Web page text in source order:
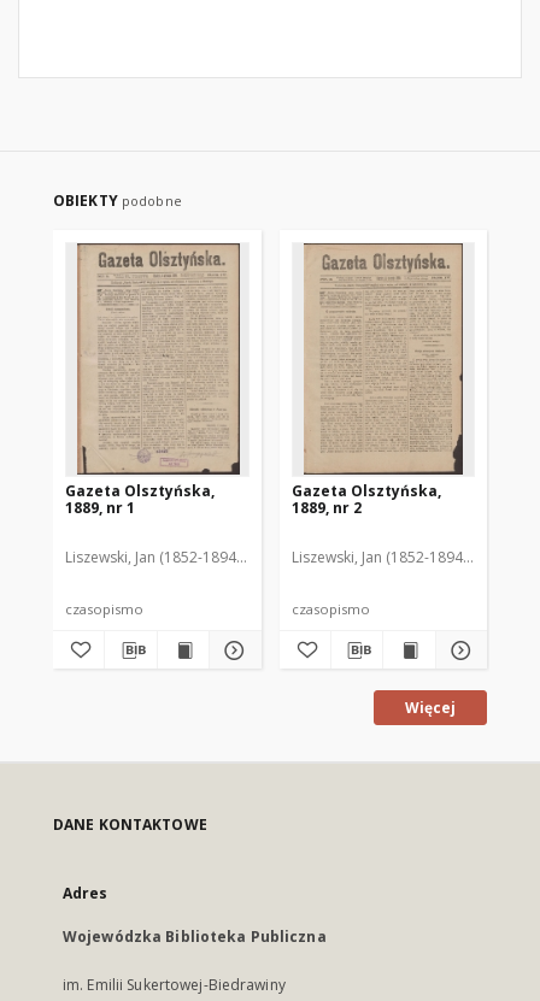
OBIEKTY podobne
Gazeta Olsztyńska,
1889, nr 1
Liszewski, Jan (1852-1894). Red.
czasopismo
Gazeta Olsztyńska,
1889, nr 2
Liszewski, Jan (1852-1894). Red.
czasopismo
Więcej
DANE KONTAKTOWE
Adres
Wojewódzka Biblioteka Publiczna
im. Emilii Sukertowej-Biedrawiny